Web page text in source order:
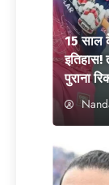
15 साल
पुराना